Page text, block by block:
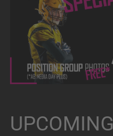
UPCOMING